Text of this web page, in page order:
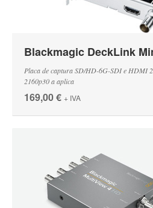
Blackmagic DeckLink
Placa de captura SD/HD-6G-SDI e HDMI
2160p30 a aplica
169,00 € + IVA